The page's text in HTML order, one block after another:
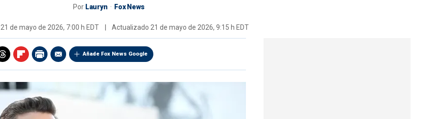
Por Lauryn Fox News
21 de mayo de 2026, 7:00 h EDT Actualizado 21 de mayo de 2026, 9:15 h EDT
Añade Fox News Google